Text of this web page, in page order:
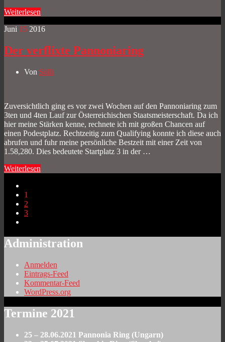
Weiterlesen
Juni 15 2016
Der verflixte Pannoniaring
Von Sölli
Zuversichtlich ging es vor zwei Wochen auf den Pannoniaring zum
3ten und 4ten Lauf zur Österreichischen Staatsmeisterschaft. Da ich
hier meine Stärken kenne, rechnete ich mit großen Chancen auf
einen Podestplatz. Rechtzeitig zum Qualifying konnte ich diese auch
abrufen und fuhr meine persönliche Bestzeit mit einer Zeit von
1.58,280. Dies bedeutete Startplatz 3 in der …
Weiterlesen
1
2
3
Administration
Anmelden
Eintrags-Feed
Kommentar-Feed
WordPress.org
Termine 2021
25 – 28.06.2021 Pannonia Ring (Ungarn)